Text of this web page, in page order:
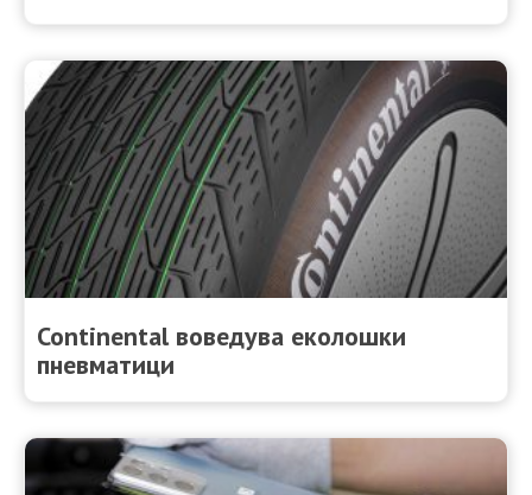
Continental воведува еколошки
пневматици